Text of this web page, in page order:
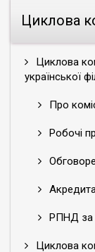
Циклова
Циклова
української
Про
Робочі
РПНД за
Циклова